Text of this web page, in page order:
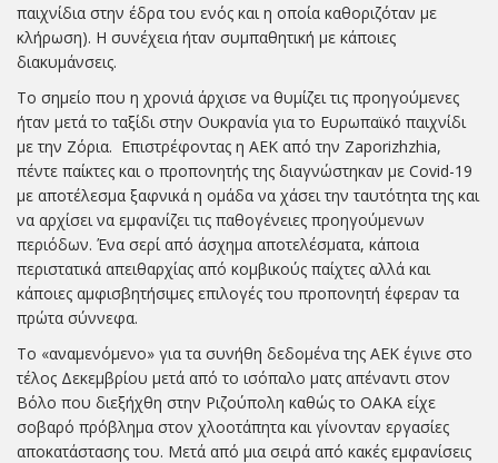
παιχνίδια στην έδρα του ενός και η οποία καθοριζόταν με
κλήρωση). Η συνέχεια ήταν συμπαθητική με κάποιες
διακυμάνσεις.
Το σημείο που η χρονιά άρχισε να θυμίζει τις προηγούμενες
ήταν μετά το ταξίδι στην Ουκρανία για το Ευρωπαϊκό παιχνίδι
με την Ζόρια. Επιστρέφοντας η ΑΕΚ από την Zaporizhzhia,
πέντε παίκτες και ο προπονητής της διαγνώστηκαν με Covid-19
με αποτέλεσμα ξαφνικά η ομάδα να χάσει την ταυτότητα της και
να αρχίσει να εμφανίζει τις παθογένειες προηγούμενων
περιόδων. Ένα σερί από άσχημα αποτελέσματα, κάποια
περιστατικά απειθαρχίας από κομβικούς παίχτες αλλά και
κάποιες αμφισβητήσιμες επιλογές του προπονητή έφεραν τα
πρώτα σύννεφα.
Το «αναμενόμενο» για τα συνήθη δεδομένα της ΑΕΚ έγινε στο
τέλος Δεκεμβρίου μετά από το ισόπαλο ματς απέναντι στον
Βόλο που διεξήχθη στην Ριζούπολη καθώς το ΟΑΚΑ είχε
σοβαρό πρόβλημα στον χλοοτάπητα και γίνονταν εργασίες
αποκατάστασης του. Μετά από μια σειρά από κακές εμφανίσεις